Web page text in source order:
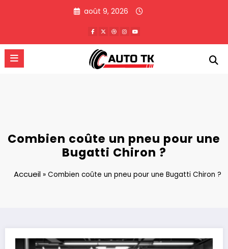
août 9, 2026
Combien coûte un pneu pour une
Bugatti Chiron ?
Accueil» Combien coûte un pneu pour une Bugatti Chiron ?